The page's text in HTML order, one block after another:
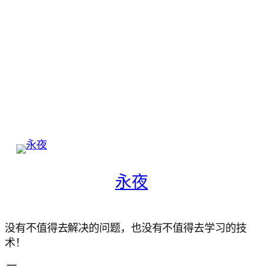
永夜
没有不值得去解决的问题，也没有不值得去学习的技
术！